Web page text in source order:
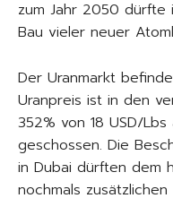
zum Jahr 2050 dürfte
Bau vieler neuer
Der Uranmarkt
Uranpreis ist in den
352% von 18 USD/
geschossen. Die
in Dubai dürften dem
nochmals